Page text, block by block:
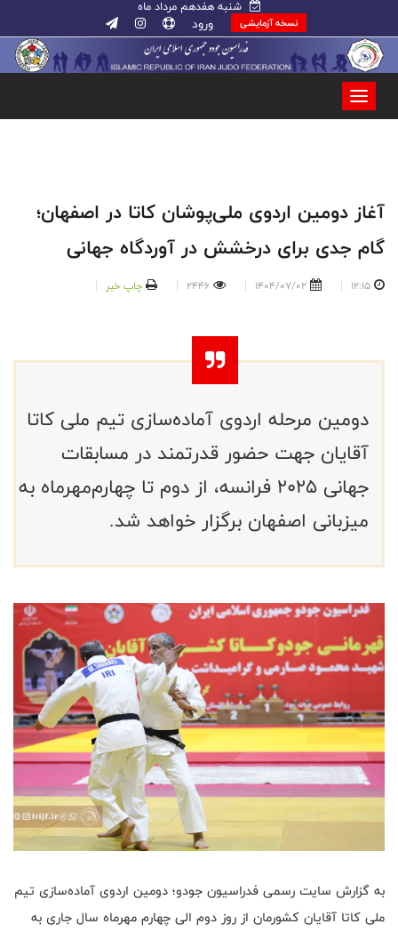
شنبه هفدهم مرداد ماه
نسخه آزمایشی ورود
آغاز دومین اردوی ملی‌پوشان کاتا در اصفهان؛
گام جدی برای درخشش در آوردگاه جهانی
12:15
1404/07/02
2446 چاپ خبر
دومین مرحله اردوی آماده‌سازی تیم ملی کاتا
آقایان جهت حضور قدرتمند در مسابقات
جهانی ۲۰۲۵ فرانسه، از دوم تا چهارم‌مهرماه به
میزبانی اصفهان برگزار خواهد شد.
به گزارش سایت رسمی فدراسیون جودو؛ دومین اردوی آماده‌سازی تیم
ملی کاتا آقایان کشورمان از روز دوم الی چهارم مهرماه سال جاری به